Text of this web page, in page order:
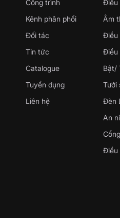
Công trình
Kênh phân phối
Đối tác
Tin tức
Catalogue
Tuyển dụng
Liên hệ
Điều
Âm
Điều
Điều
Bật/
Tưới
Đèn
An
Điều